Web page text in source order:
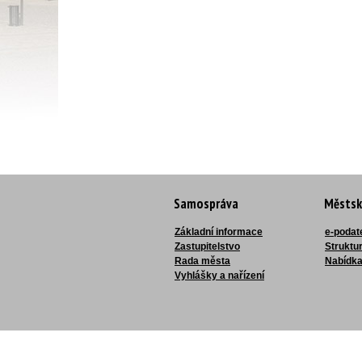
Samospráva
Základní informace
Zastupitelstvo
Rada města
Vyhlášky a nařízení
e-